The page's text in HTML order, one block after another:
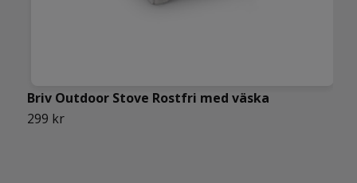
Briv Outdoor Stove Rostfri med väska
299 kr